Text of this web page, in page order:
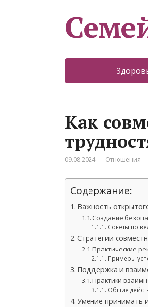
Как
09.08.2024 Отношения
Содержание:
Важность
Создание
Советы по
Стратегии
Практические
Примеры
Поддержка и
Практики
Общие
Умение принимать